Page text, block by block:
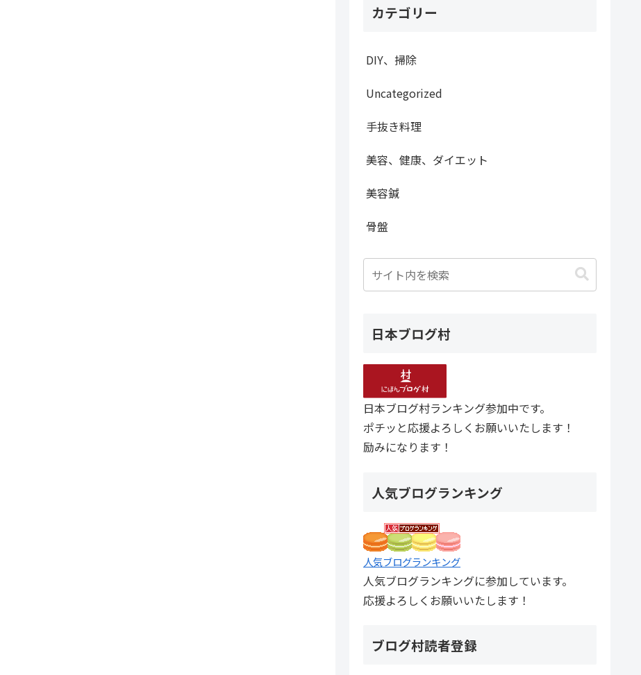
カテゴリー
DIY、掃除
Uncategorized
手抜き料理
美容、健康、ダイエット
美容鍼
骨盤
日本ブログ村
日本ブログ村ランキング参加中です。
ポチッと応援よろしくお願いいたします！
励みになります！
人気ブログランキング
人気ブログランキング
人気ブログランキングに参加しています。
応援よろしくお願いいたします！
ブログ村読者登録